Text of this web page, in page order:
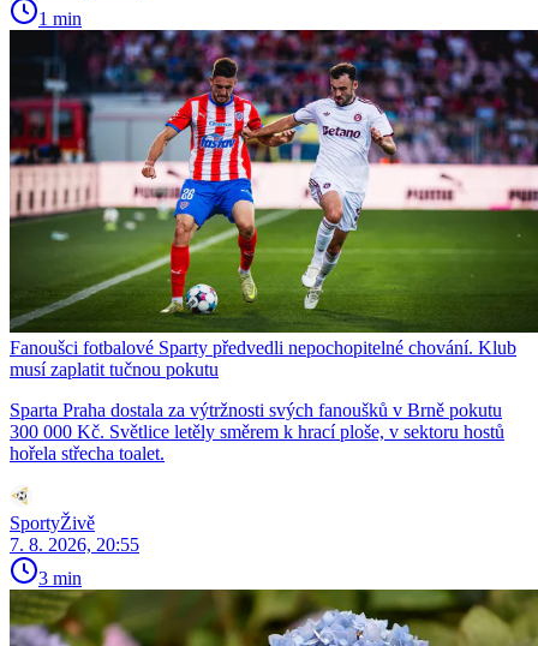
1 min
Fanoušci fotbalové Sparty předvedli nepochopitelné chování. Klub
musí zaplatit tučnou pokutu
Sparta Praha dostala za výtržnosti svých fanoušků v Brně pokutu
300 000 Kč. Světlice letěly směrem k hrací ploše, v sektoru hostů
hořela střecha toalet.
SportyŽivě
7. 8. 2026, 20:55
3 min